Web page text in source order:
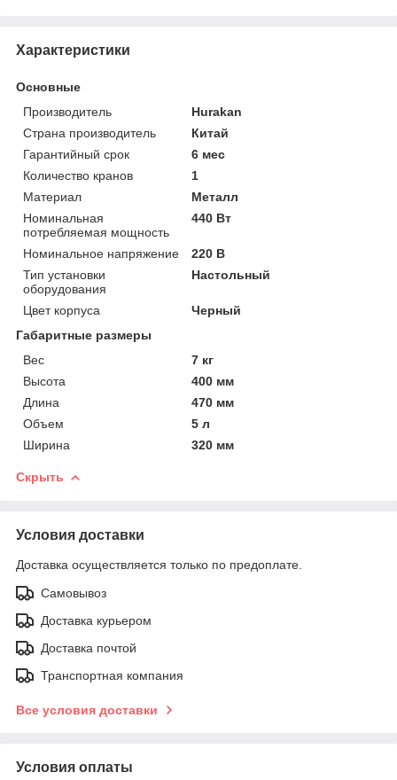
Характеристики
Основные
Производитель
Hurakan
Страна производитель
Китай
Гарантийный срок
6 мес
Количество кранов
1
Материал
Металл
Номинальная
потребляемая мощность
440 Вт
Номинальное напряжение
220 В
Тип установки
оборудования
Настольный
Цвет корпуса
Черный
Габаритные размеры
Вес
7 кг
Высота
400 мм
Длина
470 мм
Объем
5 л
Ширина
320 мм
Скрыть
Условия доставки
Доставка осуществляется только по предоплате.
Самовывоз
Доставка курьером
Доставка почтой
Транспортная компания
Все условия доставки
Условия оплаты